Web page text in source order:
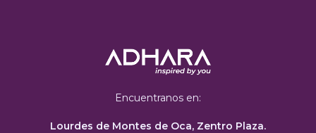
Encuentranos en:
Lourdes de Montes de Oca, Zentro Plaza.